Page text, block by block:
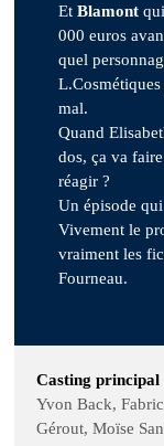
Et Blamont
000 euros
quel
mal.
Quand
dos, ça va
réagir ?
Un épisode
Vivement le
vraiment les
Fourneau.
Casting principal
Yvon Back,
Gérout, Moïse